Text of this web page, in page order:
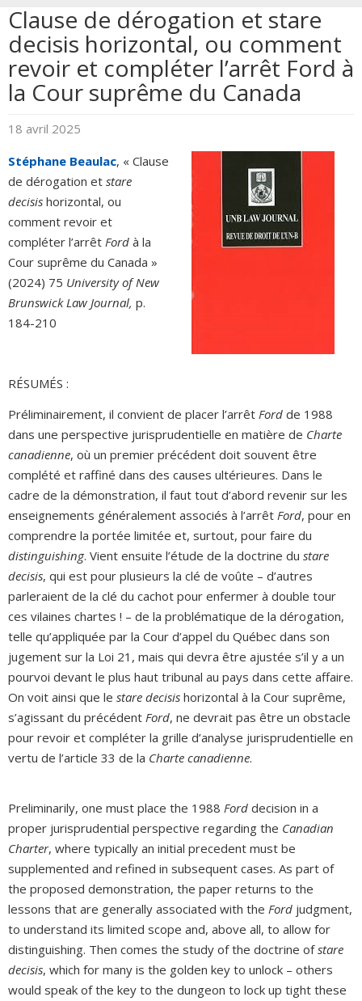
Clause de dérogation et stare
decisis horizontal, ou comment
revoir et compléter l’arrêt Ford à
la Cour suprême du Canada
18 avril 2025
Stéphane Beaulac, « Clause
de dérogation et stare
decisis horizontal, ou
comment revoir et
compléter l’arrêt Ford à la
Cour suprême du Canada »
(2024) 75 University of New
Brunswick Law Journal, p.
184-210
RÉSUMÉS :
Préliminairement, il convient de placer l’arrêt Ford de 1988
dans une perspective jurisprudentielle en matière de Charte
canadienne, où un premier précédent doit souvent être
complété et raffiné dans des causes ultérieures. Dans le
cadre de la démonstration, il faut tout d’abord revenir sur les
enseignements généralement associés à l’arrêt Ford, pour en
comprendre la portée limitée et, surtout, pour faire du
distinguishing. Vient ensuite l’étude de la doctrine du stare
decisis, qui est pour plusieurs la clé de voûte – d’autres
parleraient de la clé du cachot pour enfermer à double tour
ces vilaines chartes ! – de la problématique de la dérogation,
telle qu’appliquée par la Cour d’appel du Québec dans son
jugement sur la Loi 21, mais qui devra être ajustée s’il y a un
pourvoi devant le plus haut tribunal au pays dans cette affaire.
On voit ainsi que le stare decisis horizontal à la Cour suprême,
s’agissant du précédent Ford, ne devrait pas être un obstacle
pour revoir et compléter la grille d’analyse jurisprudentielle en
vertu de l’article 33 de la Charte canadienne.
Preliminarily, one must place the 1988 Ford decision in a
proper jurisprudential perspective regarding the Canadian
Charter, where typically an initial precedent must be
supplemented and refined in subsequent cases. As part of
the proposed demonstration, the paper returns to the
lessons that are generally associated with the Ford judgment,
to understand its limited scope and, above all, to allow for
distinguishing. Then comes the study of the doctrine ofstare
decisis, which for many is the golden key to unlock – others
would speak of the key to the dungeon to lock up tight these